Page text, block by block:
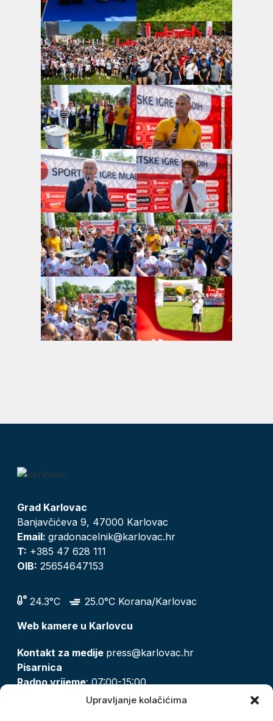
Upravljanje kolačićima
Grad Karlovac
Banjavčićeva 9, 47000 Karlovac
Email: gradonacelnik@karlovac.hr
T: +385 47 628 111
OIB: 25654647153
24.3°C
25.0°C Korana/Karlovac
Web kamere u Karlovcu
Kontakt za medije press@karlovac.hr
Pisarnica
Radno vrijeme: 07:00-15:00
pisarnica@karlovac.hr